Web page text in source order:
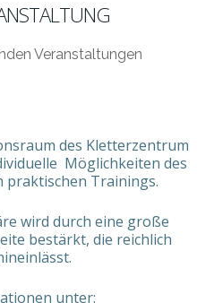
Veranstaltungen
des Kletterzentrum
Möglichkeiten des
praktischen Trainings.
wird durch eine große
bestärkt, die reichlich
unter: